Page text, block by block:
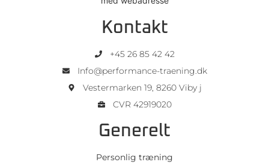
Kontakt
+45 26 85 42 42
Info@performance-traening.dk
Vestermarken 19, 8260 Viby j
CVR 42919020
Generelt
Personlig træning